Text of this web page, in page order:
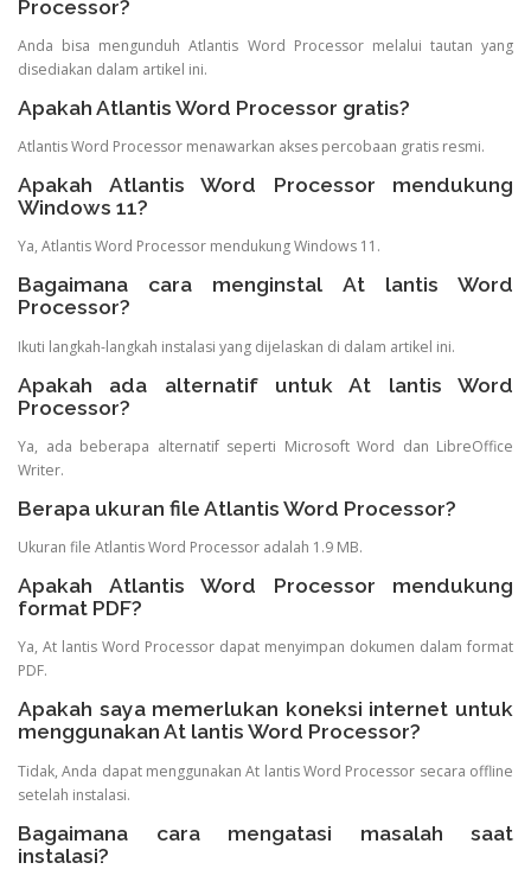
Processor?
Anda bisa mengunduh Atlantis Word Processor melalui tautan yang
disediakan dalam artikel ini.
Apakah Atlantis Word Processor gratis?
Atlantis Word Processor menawarkan akses percobaan gratis resmi.
Apakah Atlantis Word Processor mendukung
Windows 11?
Ya, Atlantis Word Processor mendukung Windows 11.
Bagaimana cara menginstal At lantis Word
Processor?
Ikuti langkah-langkah instalasi yang dijelaskan di dalam artikel ini.
Apakah ada alternatif untuk At lantis Word
Processor?
Ya, ada beberapa alternatif seperti Microsoft Word dan LibreOffice
Writer.
Berapa ukuran file Atlantis Word Processor?
Ukuran file Atlantis Word Processor adalah 1.9 MB.
Apakah Atlantis Word Processor mendukung
format PDF?
Ya, At lantis Word Processor dapat menyimpan dokumen dalam format
PDF.
Apakah saya memerlukan koneksi internet untuk
menggunakan At lantis Word Processor?
Tidak, Anda dapat menggunakan At lantis Word Processor secara offline
setelah instalasi.
Bagaimana cara mengatasi masalah saat
instalasi?